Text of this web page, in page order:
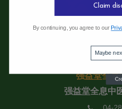
强益堂全息
强益堂全息中
Claim
By continuing, you agree to our
Maybe